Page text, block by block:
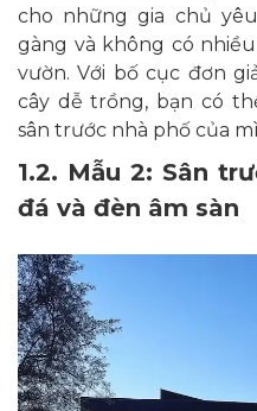
cho những gia chủ
gàng và không có
vườn. Với bố cục đơn
cây dễ trồng, bạn có
sân trước nhà phố của
1.2. Mẫu 2: Sân
đá và đèn âm sàn